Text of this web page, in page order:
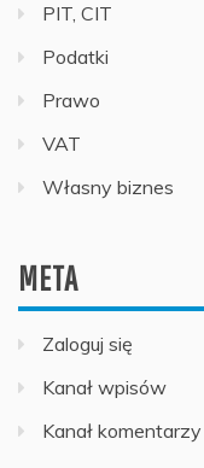
PIT, CIT
Podatki
Prawo
VAT
Własny biznes
META
Zaloguj się
Kanał wpisów
Kanał komentarzy